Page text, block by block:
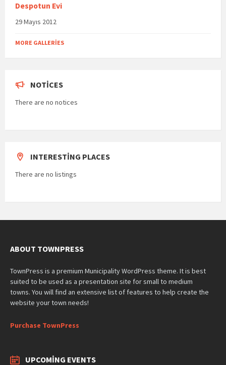
Despotun Evi
29 Mayıs 2012
MORE GALLERIES
NOTICES
There are no notices
INTERESTING PLACES
There are no listings
ABOUT TOWNPRESS
TownPress is a premium Municipality WordPress theme. It is best
suited to be used as a presentation site for small to medium
towns. You will find an extensive list of features to help create the
website your town needs!
Purchase TownPress
UPCOMING EVENTS